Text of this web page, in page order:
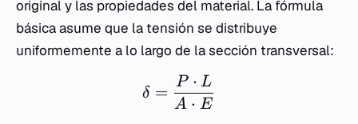
original y las propiedades del material. La fórmula
básica asume que la tensión se distribuye
uniformemente a lo largo de la sección transversal:
δ =
A ⋅ E
P ⋅ L